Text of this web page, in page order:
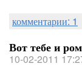
комментарии: 1
Вот тебе и
10-02-2011